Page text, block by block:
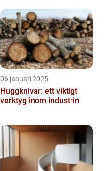
06 januari 2025
Huggknivar: ett viktigt
verktyg inom industrin